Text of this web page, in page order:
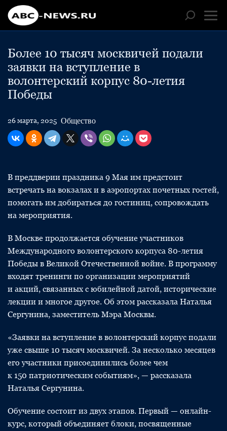
Более 10 тысяч москвичей подали
заявки на вступление в
волонтерский корпус 80-летия
Победы
26 марта, 2025 Общество
В преддверии праздника 9 Мая им предстоит
встречать на вокзалах и в аэропортах почетных гостей,
помогать им добираться до гостиниц, сопровождать
на мероприятия.
В Москве продолжается обучение участников
Международного волонтерского корпуса 80-летия
Победы в Великой Отечественной войне. В программу
входят тренинги по организации мероприятий
и акций, связанных с юбилейной датой, исторические
лекции и многое другое. Об этом рассказала Наталья
Сергунина, заместитель Мэра Москвы.
«Заявки на вступление в волонтерский корпус подали
уже свыше 10 тысяч москвичей. За несколько месяцев
его участники присоединились более чем
к 150 патриотическим событиям», — рассказала
Наталья Сергунина.
Обучение состоит из двух этапов. Первый — онлайн-
курс, который объединяет блоки, посвященные